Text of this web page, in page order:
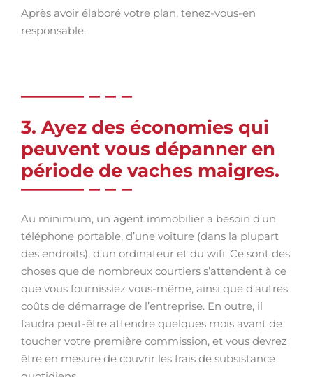
Après avoir élaboré votre plan, tenez-vous-en
responsable.
3. Ayez des économies qui
peuvent vous dépanner en
période de vaches maigres.
Au minimum, un agent immobilier a besoin d’un
téléphone portable, d’une voiture (dans la plupart
des endroits), d’un ordinateur et du wifi. Ce sont des
choses que de nombreux courtiers s’attendent à ce
que vous fournissiez vous-même, ainsi que d’autres
coûts de démarrage de l’entreprise. En outre, il
faudra peut-être attendre quelques mois avant de
toucher votre première commission, et vous devrez
être en mesure de couvrir les frais de subsistance